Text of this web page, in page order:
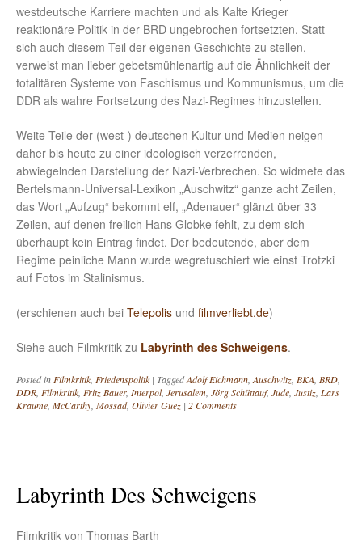
westdeutsche Karriere machten und als Kalte Krieger
reaktionäre Politik in der BRD ungebrochen fortsetzten. Statt
sich auch diesem Teil der eigenen Geschichte zu stellen,
verweist man lieber gebetsmühlenartig auf die Ähnlichkeit der
totalitären Systeme von Faschismus und Kommunismus, um die
DDR als wahre Fortsetzung des Nazi-Regimes hinzustellen.
Weite Teile der (west-) deutschen Kultur und Medien neigen
daher bis heute zu einer ideologisch verzerrenden,
abwiegelnden Darstellung der Nazi-Verbrechen. So widmete das
Bertelsmann-Universal-Lexikon „Auschwitz“ ganze acht Zeilen,
das Wort „Aufzug“ bekommt elf, „Adenauer“ glänzt über 33
Zeilen, auf denen freilich Hans Globke fehlt, zu dem sich
überhaupt kein Eintrag findet. Der bedeutende, aber dem
Regime peinliche Mann wurde wegretuschiert wie einst Trotzki
auf Fotos im Stalinismus.
(erschienen auch bei Telepolis und filmverliebt.de)
Siehe auch Filmkritik zu Labyrinth des Schweigens.
Posted inFilmkritik, Friedenspolitk | TaggedAdolf Eichmann,Auschwitz, BKA, BRD,
DDR, Filmkritik, Fritz Bauer, Interpol, Jerusalem, Jörg Schüttauf, Jude, Justiz, Lars
Kraume, McCarthy, Mossad, Olivier Guez | 2 Comments
Labyrinth Des Schweigens
Filmkritik von Thomas Barth